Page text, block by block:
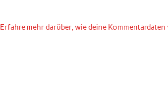
Erfahre mehr darüber, wie deine